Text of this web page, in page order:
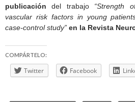
publicación del trabajo “Strength
vascular risk factors in young
case-control study” en la Revista
COMPÁRTELO:
Twitter Facebook